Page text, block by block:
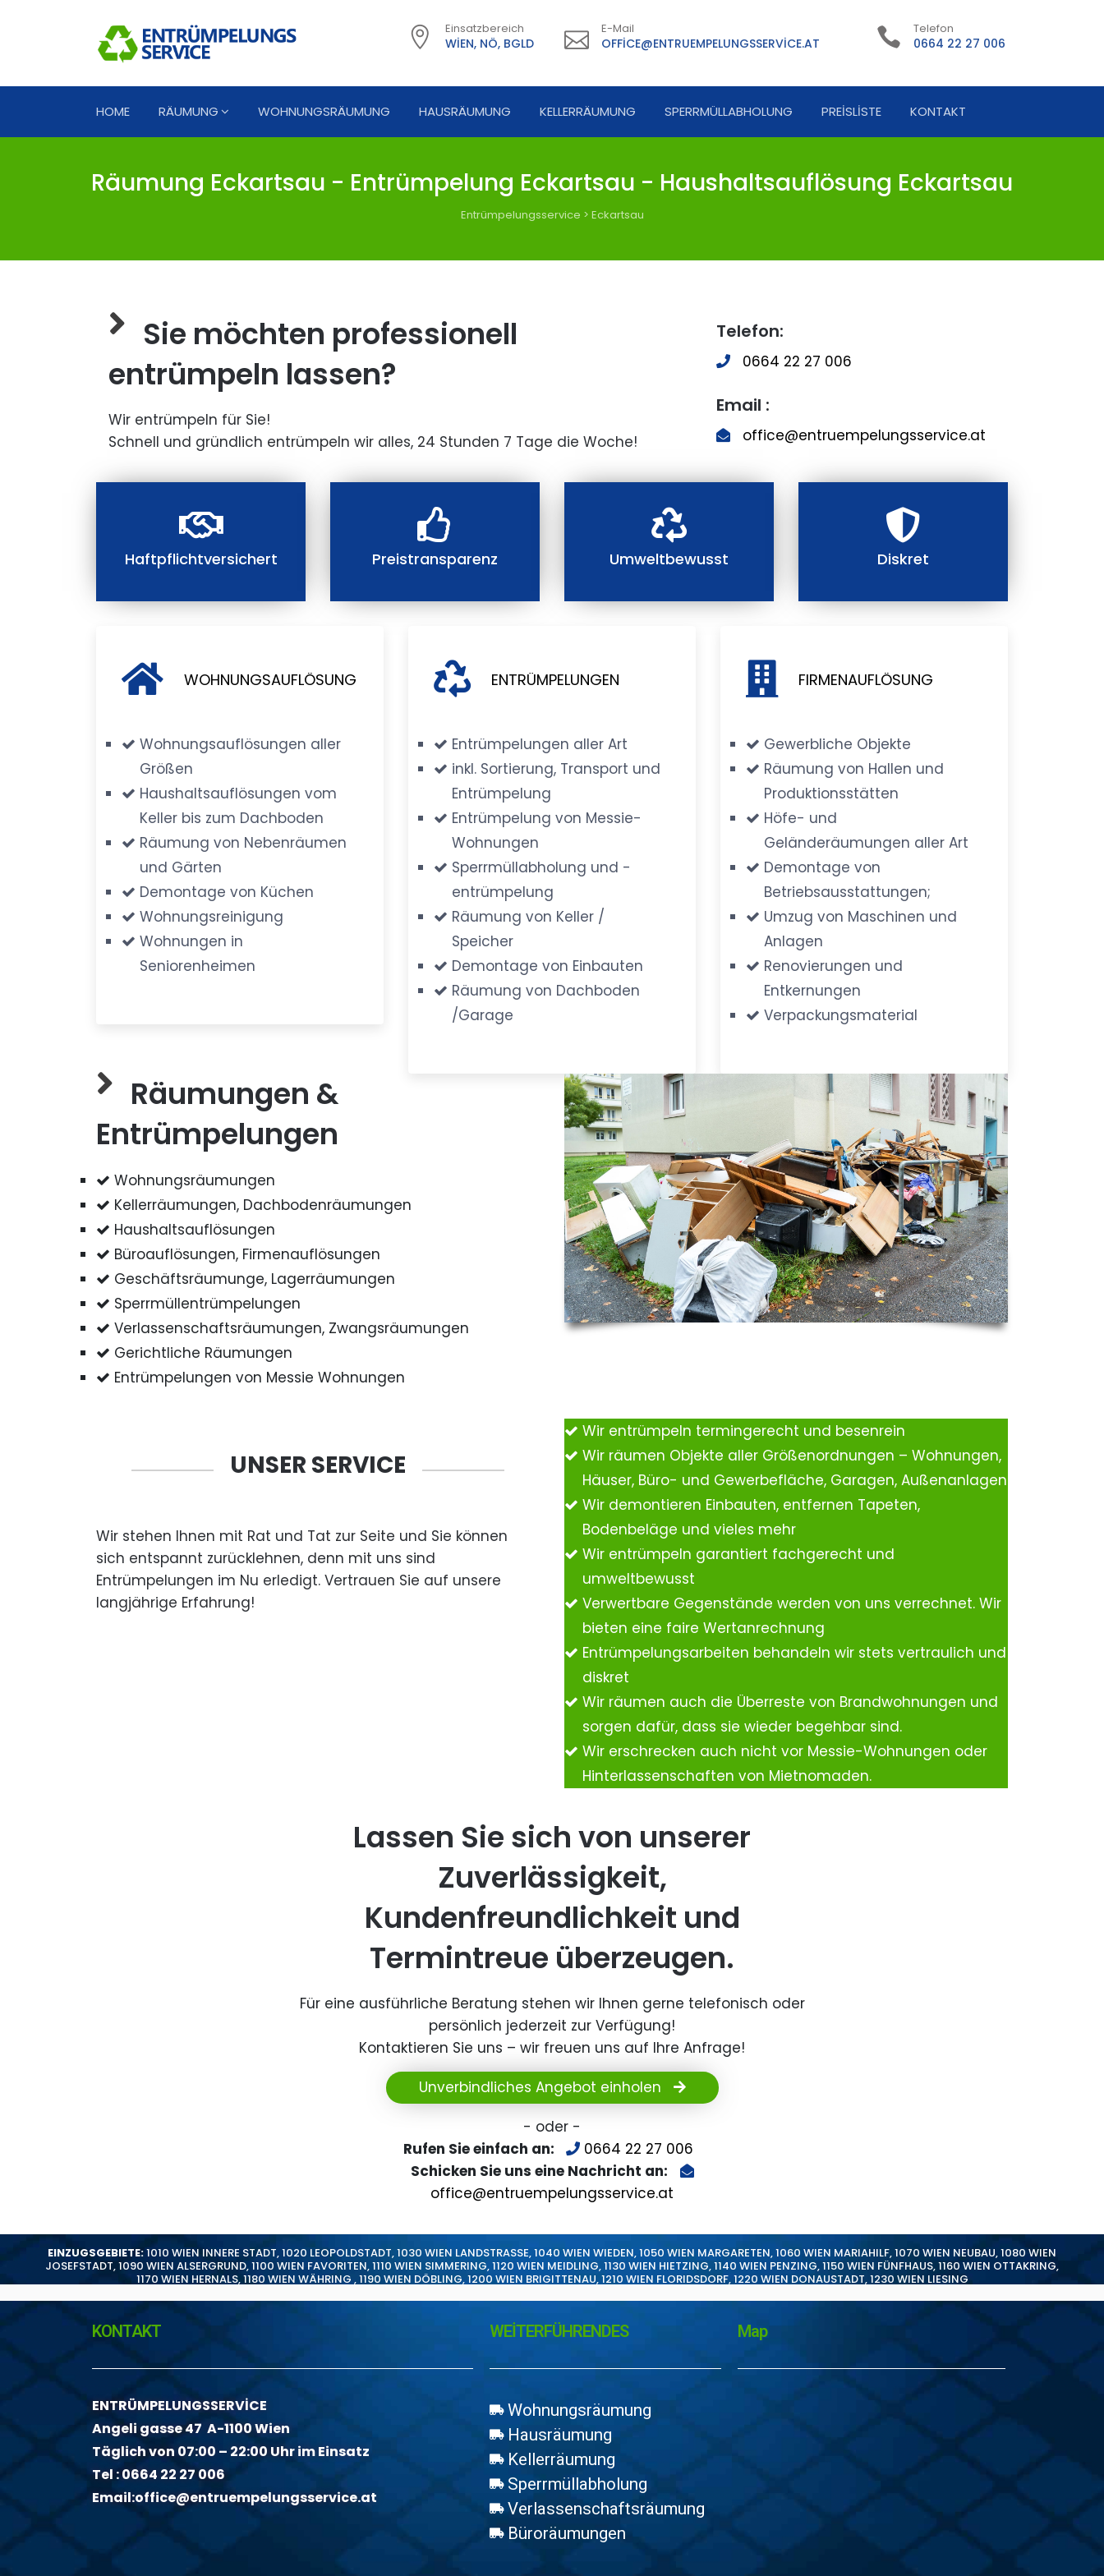
Einsatzbereich
WIEN, NÖ, BGLD
E-Mail
OFFICE@ENTRUEMPELUNGSSERVICE.AT
Telefon
0664 22 27 006
HOME RÄUMUNG WOHNUNGSRÄUMUNG HAUSRÄUMUNG KELLERRÄUMUNG SPERRMÜLLABHOLUNG PREISLISTE KONTAKT
Räumung Eckartsau - Entrümpelung Eckartsau - Haushaltsauflösung Eckartsau
Entrümpelungsservice > Eckartsau
Sie möchten professionell
entrümpeln lassen?
Wir entrümpeln für Sie!
Schnell und gründlich entrümpeln wir alles, 24 Stunden 7 Tage die Woche!
Telefon:
0664 22 27 006
Email :
office@entruempelungsservice.at
Haftpflichtversichert Preistransparenz Umweltbewusst Diskret
WOHNUNGSAUFLÖSUNG
Wohnungsauflösungen aller
Größen
Haushaltsauflösungen vom
Keller bis zum Dachboden
Räumung von Nebenräumen
und Gärten
Demontage von Küchen
Wohnungsreinigung
Wohnungen in
Seniorenheimen
ENTRÜMPELUNGEN
Entrümpelungen aller Art
inkl. Sortierung, Transport und
Entrümpelung
Entrümpelung von Messie-
Wohnungen
Sperrmüllabholung und -
entrümpelung
Räumung von Keller /
Speicher
Demontage von Einbauten
Räumung von Dachboden
/Garage
FIRMENAUFLÖSUNG
Gewerbliche Objekte
Räumung von Hallen und
Produktionsstätten
Höfe- und
Geländeräumungen aller Art
Demontage von
Betriebsausstattungen;
Umzug von Maschinen und
Anlagen
Renovierungen und
Entkernungen
Verpackungsmaterial
Räumungen &
Entrümpelungen
Wohnungsräumungen
Kellerräumungen, Dachbodenräumungen
Haushaltsauflösungen
Büroauflösungen, Firmenauflösungen
Geschäftsräumunge, Lagerräumungen
Sperrmüllentrümpelungen
Verlassenschaftsräumungen, Zwangsräumungen
Gerichtliche Räumungen
Entrümpelungen von Messie Wohnungen
UNSER SERVICE
Wir stehen Ihnen mit Rat und Tat zur Seite und Sie können
sich entspannt zurücklehnen, denn mit uns sind
Entrümpelungen im Nu erledigt. Vertrauen Sie auf unsere
langjährige Erfahrung!
Wir entrümpeln termingerecht und besenrein
Wir räumen Objekte aller Größenordnungen – Wohnungen,
Häuser, Büro- und Gewerbefläche, Garagen, Außenanlagen
Wir demontieren Einbauten, entfernen Tapeten,
Bodenbeläge und vieles mehr
Wir entrümpeln garantiert fachgerecht und
umweltbewusst
Verwertbare Gegenstände werden von uns verrechnet. Wir
bieten eine faire Wertanrechnung
Entrümpelungsarbeiten behandeln wir stets vertraulich und
diskret
Wir räumen auch die Überreste von Brandwohnungen und
sorgen dafür, dass sie wieder begehbar sind.
Wir erschrecken auch nicht vor Messie-Wohnungen oder
Hinterlassenschaften von Mietnomaden.
Lassen Sie sich von unserer
Zuverlässigkeit,
Kundenfreundlichkeit und
Termintreue überzeugen.
Für eine ausführliche Beratung stehen wir Ihnen gerne telefonisch oder
persönlich jederzeit zur Verfügung!
Kontaktieren Sie uns – wir freuen uns auf Ihre Anfrage!
Unverbindliches Angebot einholen
- oder -
Rufen Sie einfach an:
0664 22 27 006
Schicken Sie uns eine Nachricht an:
office@entruempelungsservice.at
EINZUGSGEBIETE:1010 WIEN INNERE STADT,1020 LEOPOLDSTADT,1030 WIEN LANDSTRASSE,1040 WIEN WIEDEN,1050 WIEN MARGARETEN,1060 WIEN MARIAHILF,1070 WIEN NEUBAU,1080 WIEN
JOSEFSTADT,1090 WIEN ALSERGRUND,1100 WIEN FAVORITEN,1110 WIEN SIMMERING,1120 WIEN MEIDLING,1130 WIEN HIETZING,1140 WIEN PENZING,1150 WIEN FÜNFHAUS,1160 WIEN OTTAKRING,
1170 WIEN HERNALS,1180 WIEN WÄHRING ,1190 WIEN DÖBLING,1200 WIEN BRIGITTENAU,1210 WIEN FLORIDSDORF,1220 WIEN DONAUSTADT,1230 WIEN LIESING
KONTAKT
ENTRÜMPELUNGSSERVİCE
Angeli gasse 47 A-1100 Wien
Täglich von 07:00 – 22:00 Uhr im Einsatz
Tel :0664 22 27 006
Email:office@entruempelungsservice.at
WEİTERFÜHRENDES
Wohnungsräumung
Hausräumung
Kellerräumung
Sperrmüllabholung
Verlassenschaftsräumung
Büroräumungen
Map